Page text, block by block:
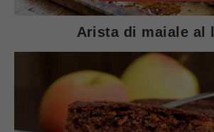
Arista di maiale al